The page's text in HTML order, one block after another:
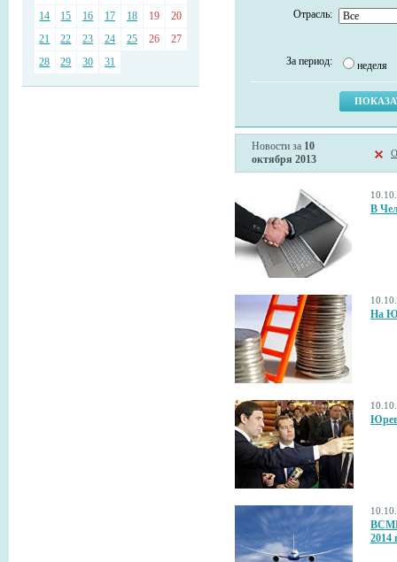
14
15 16 17 18 19
20
21
22 23 24 25 26
27
28
29 30 31
Отрасль:
За период: неделя
Новости за 10
октября 2013
В
На
2014